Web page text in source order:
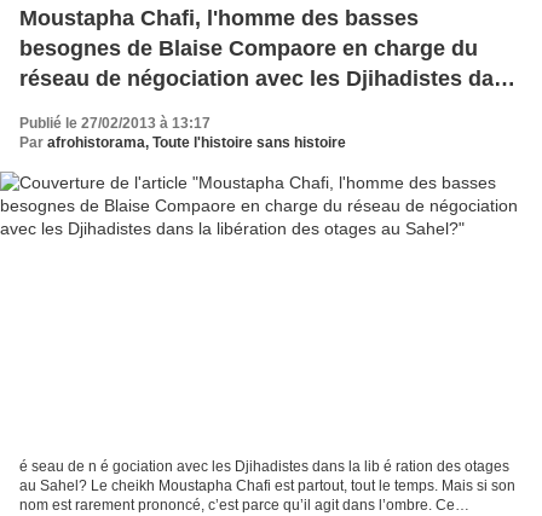
Moustapha Chafi, l'homme des basses
besognes de Blaise Compaore en charge du
réseau de négociation avec les Djihadistes dans
la libération des otages au Sahel?
Publié le 27/02/2013 à 13:17
Par afrohistorama, Toute l'histoire sans histoire
é seau de n é gociation avec les Djihadistes dans la lib é ration des otages
au Sahel? Le cheikh Moustapha Chafi est partout, tout le temps. Mais si son
nom est rarement prononcé, c’est parce qu’il agit dans l’ombre. Ce